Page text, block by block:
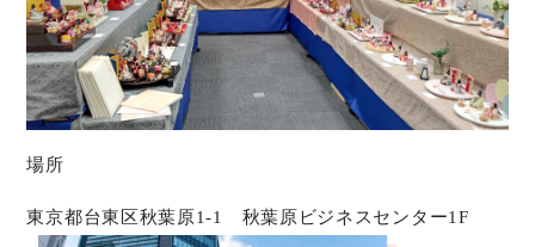
場所
東京都台東区秋葉原1-1 秋葉原ビジネスセンター1F